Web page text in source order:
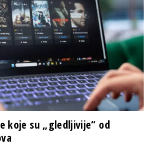
koje su „gledljivije“ od